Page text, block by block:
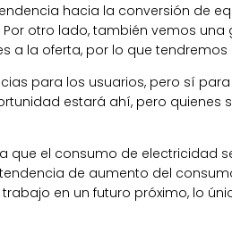
hacia la conversión de
otro lado, también vemos
a la oferta, por lo que
para los usuarios, pero sí
estará ahí, pero
que el consumo de electricidad
de aumento del
en un futuro próximo, lo